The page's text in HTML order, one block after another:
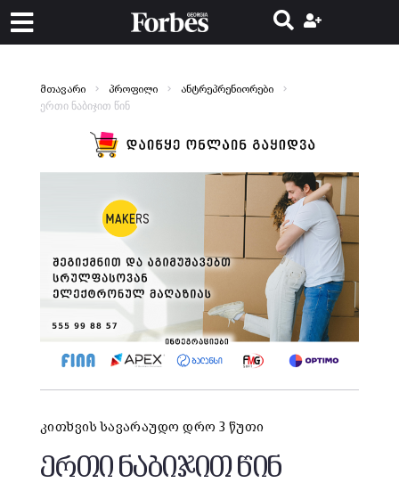
მთავარი პროფილი ანტრეპრენიორები
ერთი ნაბიჯით წინ
კითხვის სავარაუდო დრო 3 წუთი
ერთი ნაბიჯით წინ